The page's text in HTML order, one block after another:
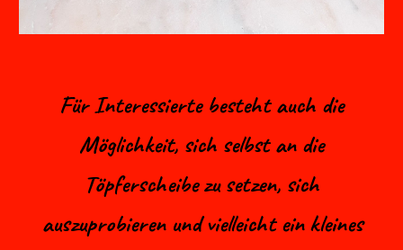
Für Interessierte besteht auch die
Möglichkeit, sich selbst an die
Töpferscheibe zu setzen, sich
auszuprobieren und vielleicht ein kleines